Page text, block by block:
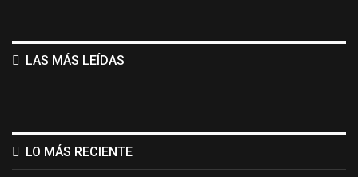
LAS MÁS LEÍDAS
LO MÁS RECIENTE